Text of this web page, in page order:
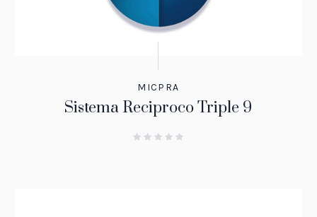
MICPRA
Sistema Reciproco Triple 9